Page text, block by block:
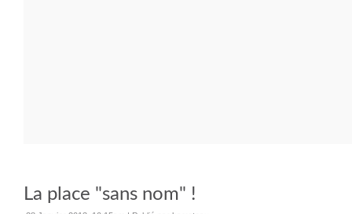
La place "sans nom" !